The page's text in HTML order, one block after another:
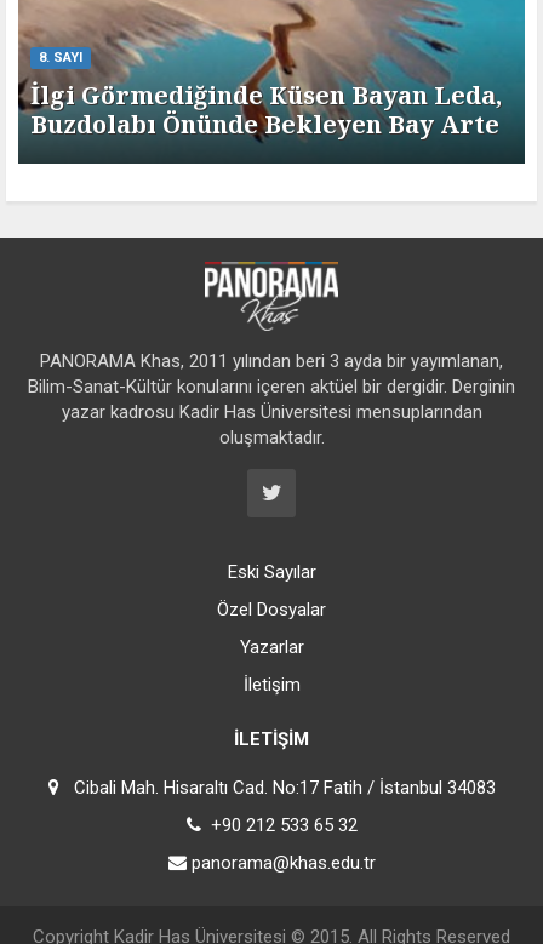
8. SAYI
İlgi Görmediğinde Küsen Bayan Leda,
Buzdolabı Önünde Bekleyen Bay Arte
PANORAMA Khas, 2011 yılından beri 3 ayda bir yayımlanan,
Bilim-Sanat-Kültür konularını içeren aktüel bir dergidir. Derginin
yazar kadrosu Kadir Has Üniversitesi mensuplarından
oluşmaktadır.
Eski Sayılar
Özel Dosyalar
Yazarlar
İletişim
İLETIŞIM
Cibali Mah. Hisaraltı Cad. No:17 Fatih / İstanbul 34083
+90 212 533 65 32
panorama@khas.edu.tr
Copyright Kadir Has Üniversitesi © 2015. All Rights Reserved